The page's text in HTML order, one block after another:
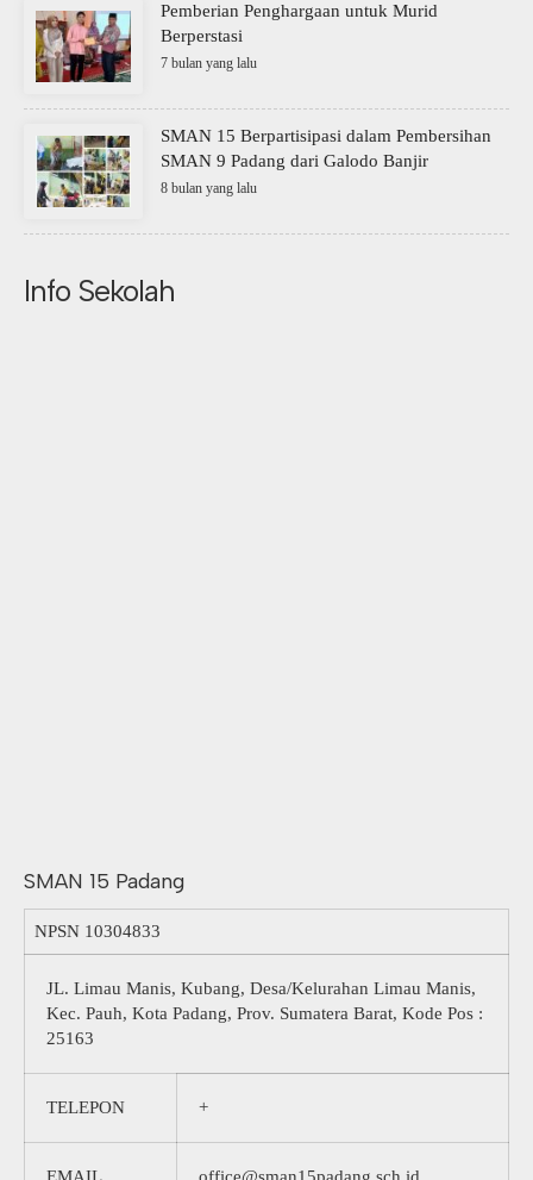
Pemberian Penghargaan untuk Murid
Berperstasi
7 bulan yang lalu
SMAN 15 Berpartisipasi dalam Pembersihan
SMAN 9 Padang dari Galodo Banjir
8 bulan yang lalu
Info Sekolah
SMAN 15 Padang
NPSN 10304833
JL. Limau Manis, Kubang, Desa/Kelurahan Limau Manis,
Kec. Pauh, Kota Padang, Prov. Sumatera Barat, Kode Pos :
25163
TELEPON +